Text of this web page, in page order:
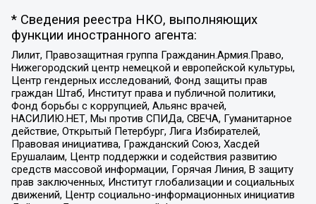
* Сведения реестра НКО, выполняющих
функции иностранного агента:
Лилит, Правозащитная группа Гражданин.Армия.Право,
Нижегородский центр немецкой и европейской культуры,
Центр гендерных исследований, Фонд защиты прав
граждан Штаб, Институт права и публичной политики,
Фонд борьбы с коррупцией, Альянс врачей,
НАСИЛИЮ.НЕТ, Мы против СПИДа, СВЕЧА, Гуманитарное
действие, Открытый Петербург, Лига Избирателей,
Правовая инициатива, Гражданский Союз, Хасдей
Ерушалаим, Центр поддержки и содействия развитию
средств массовой информации, Горячая Линия, В защиту
прав заключенных, Институт глобализации и социальных
движений, Центр социально-информационных инициатив